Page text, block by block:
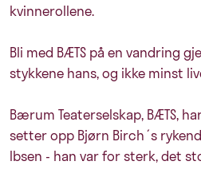
kvinnerollene.
Bli med BÆTS på en vandring
stykkene hans, og ikke minst
Bærum Teaterselskap, BÆTS,
setter opp Bjørn Birch´s
Ibsen - han var for sterk, det